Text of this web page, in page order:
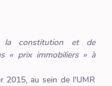
la constitution et de
« prix immobiliers » à
2015, au sein de l'UMR